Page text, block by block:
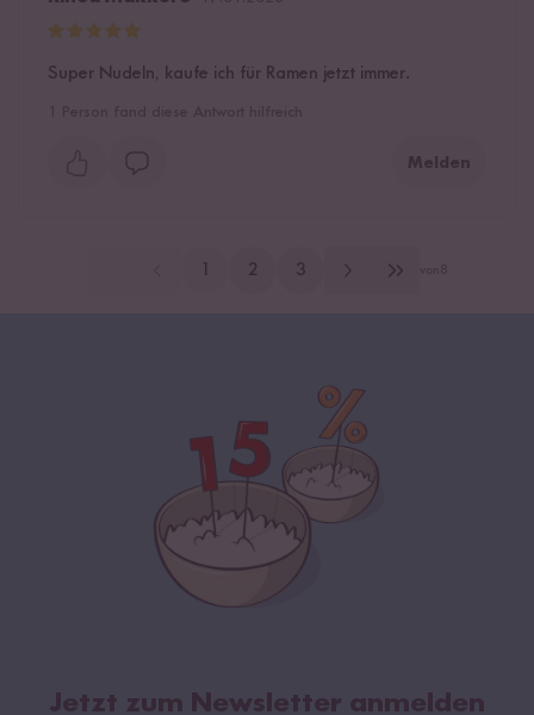
Super Nudeln, kaufe ich für Ramen jetzt immer.
Melden
2 3
Jetzt zum Newsletter anmelden